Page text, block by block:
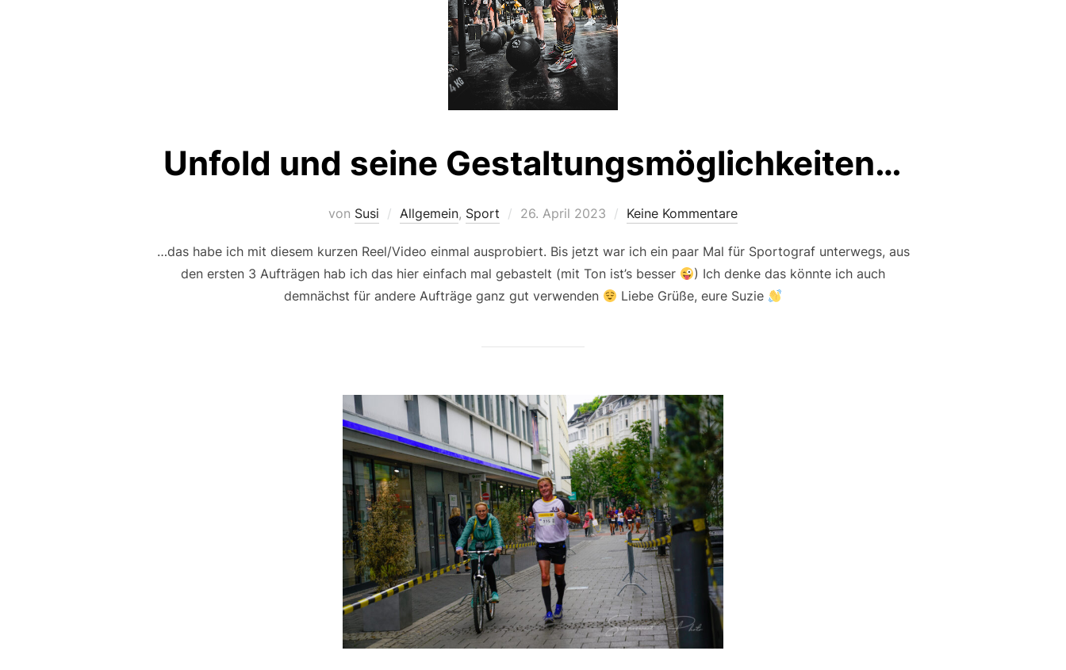
Unfold und seine Gestaltungsmöglichkeiten…
von Susi Allgemein, Sport
Veröffentlicht
26. April 2023 Keine Kommentare
…das habe ich mit diesem kurzen Reel/Video einmal ausprobiert. Bis jetzt war ich ein paar Mal für Sportograf unterwegs, aus
den ersten 3 Aufträgen hab ich das hier einfach mal gebastelt (mit Ton ist’s besser
) Ich denke das könnte ich auch
demnächst für andere Aufträge ganz gut verwenden
Liebe Grüße, eure Suzie